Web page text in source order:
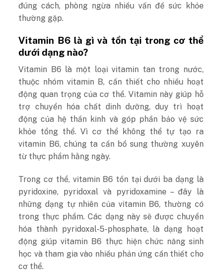
đúng cách, phòng ngừa nhiều vấn đề sức khỏe
thường gặp.
Vitamin B6 là gì và tồn tại trong cơ thể
dưới dạng nào?
Vitamin B6 là một loại vitamin tan trong nước,
thuộc nhóm vitamin B, cần thiết cho nhiều hoạt
động quan trọng của cơ thể. Vitamin này giúp hỗ
trợ chuyển hóa chất dinh dưỡng, duy trì hoạt
động của hệ thần kinh và góp phần bảo vệ sức
khỏe tổng thể. Vì cơ thể không thể tự tạo ra
vitamin B6, chúng ta cần bổ sung thường xuyên
từ thực phẩm hằng ngày.
Trong cơ thể, vitamin B6 tồn tại dưới ba dạng là
pyridoxine, pyridoxal và pyridoxamine – đây là
những dạng tự nhiên của vitamin B6, thường có
trong thực phẩm. Các dạng này sẽ được chuyển
hóa thành pyridoxal-5-phosphate, là dạng hoạt
động giúp vitamin B6 thực hiện chức năng sinh
học và tham gia vào nhiều phản ứng cần thiết cho
cơ thể.